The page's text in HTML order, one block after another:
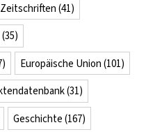
(41)
(35)
Europäische Union (101)
(31)
Geschichte (167)